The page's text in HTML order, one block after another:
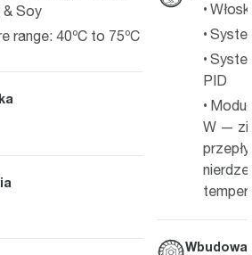
& Soy
range: 40ºC to 75ºC
PID
W —